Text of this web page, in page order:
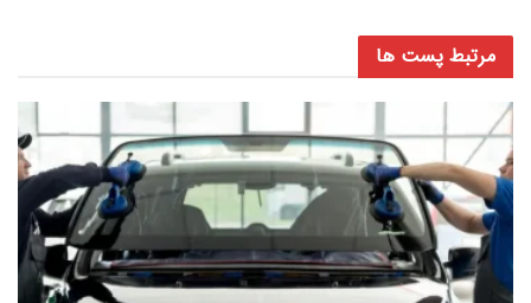
مرتبط پست ها